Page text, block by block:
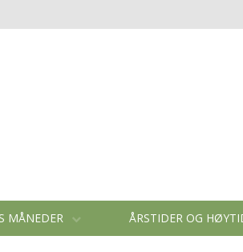
MÅNEDER ÅRSTIDER OG